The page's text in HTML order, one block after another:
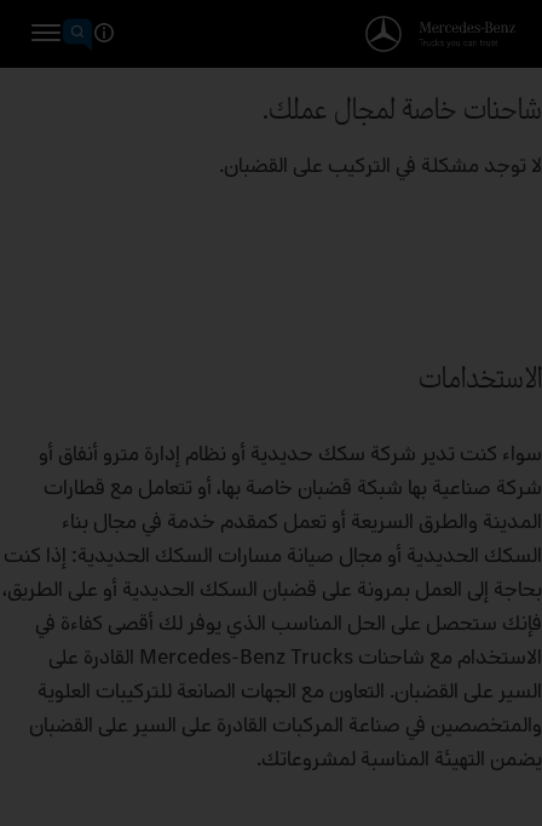
شاحنات خاصة لمجال عملك.
لا توجد مشكلة في التركيب على القضبان.
الاستخدامات
سواء كنت تدير شركة سكك حديدية أو نظام إدارة مترو أنفاق أو
شركة صناعية بها شبكة قضبان خاصة بها، أو تتعامل مع قطارات
المدينة والطرق السريعة أو تعمل كمقدم خدمة في مجال بناء
السكك الحديدية أو مجال صيانة مسارات السكك الحديدية: إذا كنت
بحاجة إلى العمل بمرونة على قضبان السكك الحديدية أو على الطريق،
فإنك ستحصل على الحل المناسب الذي يوفر لك أقصى كفاءة في
الاستخدام مع شاحنات Mercedes‑Benz Trucks القادرة على
السير على القضبان. التعاون مع الجهات الصانعة للتركيبات العلوية
والمتخصصين في صناعة المركبات القادرة على السير على القضبان
يضمن التهيئة المناسبة لمشروعاتك.